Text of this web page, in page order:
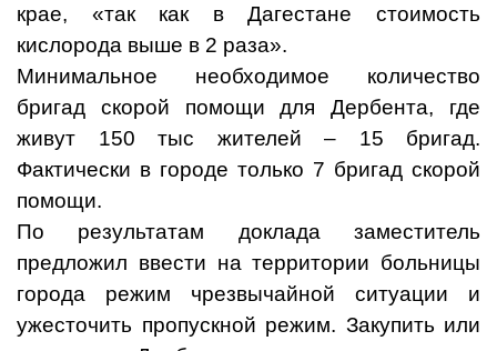
крае, «так как в Дагестане стоимость
кислорода выше в 2 раза».
Минимальное необходимое количество
бригад скорой помощи для Дербента, где
живут 150 тыс жителей – 15 бригад.
Фактически в городе только 7 бригад скорой
помощи.
По результатам доклада заместитель
предложил ввести на территории больницы
города режим чрезвычайной ситуации и
ужесточить пропускной режим. Закупить или